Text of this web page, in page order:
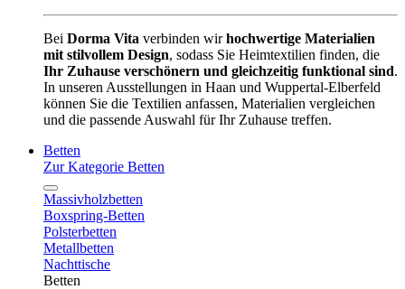
Bei Dorma Vita verbinden wirhochwertige Materialien
mit stilvollem Design, sodass Sie Heimtextilien finden, die
Ihr Zuhause verschönern und gleichzeitig funktional sind.
In unseren Ausstellungen in Haan und Wuppertal-Elberfeld
können Sie die Textilien anfassen, Materialien vergleichen
und die passende Auswahl für Ihr Zuhause treffen.
Betten
Zur Kategorie Betten
Massivholzbetten
Boxspring-Betten
Polsterbetten
Metallbetten
Nachttische
Betten